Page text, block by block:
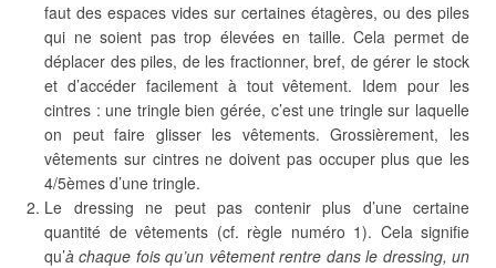
faut des espaces vides sur certaines étagères, ou des piles
qui ne soient pas trop élevées en taille. Cela permet de
déplacer des piles, de les fractionner, bref, de gérer le stock
et d’accéder facilement à tout vêtement. Idem pour les
cintres : une tringle bien gérée, c’est une tringle sur laquelle
on peut faire glisser les vêtements. Grossièrement, les
vêtements sur cintres ne doivent pas occuper plus que les
4/5èmes d’une tringle.
Le dressing ne peut pas contenir plus d’une certaine
quantité de vêtements (cf. règle numéro 1). Cela signifie
qu’à chaque fois qu’un vêtement rentre dans le dressing, un